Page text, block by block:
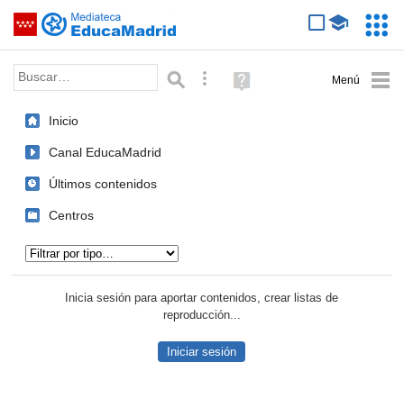
Saltar navegación
Palabra o frase: Búsqueda avanzada
Ayuda
(en
Inicio
Canal EducaMadrid
Últimos contenidos
Centros
Inicia sesión para aportar contenidos, crear listas de
reproducción...
Iniciar sesión